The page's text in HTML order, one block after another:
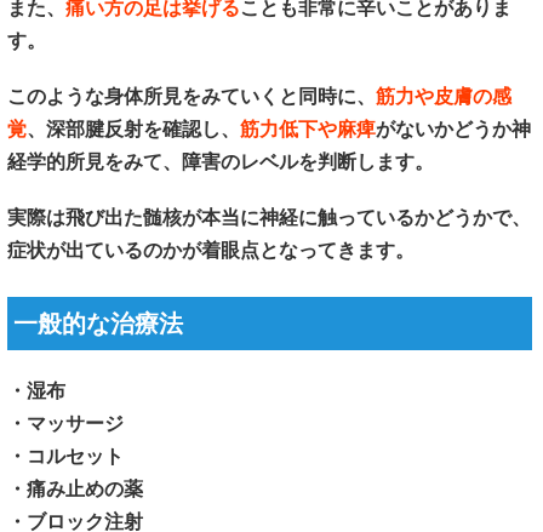
また、 痛い方の足は挙げることも非常に辛いことがありま
す。
このような身体所見をみていくと同時に、 筋力や皮膚の感
覚、深部腱反射を確認し、 筋力低下や麻痺がないかどうか神
経学的所見をみて、障害のレベルを判断します。
実際は飛び出た髄核が本当に神経に触っているかどうかで、
症状が出ているのかが着眼点となってきます。
一般的な治療法
・湿布
・マッサージ
・コルセット
・痛み止めの薬
・ブロック注射